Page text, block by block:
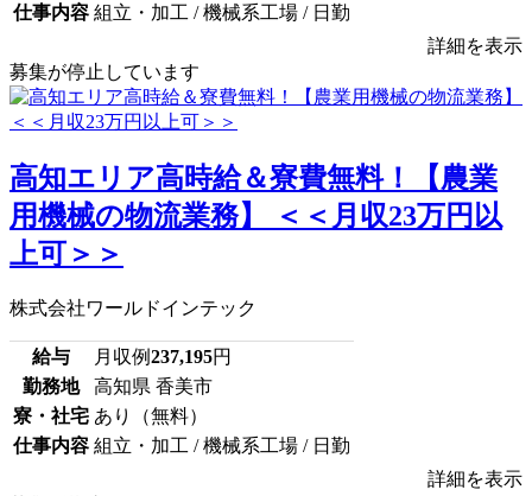
仕事内容 組立・加工 / 機械系工場 / 日勤
詳細を表示
募集が停止しています
高知エリア高時給＆寮費無料！【農業
用機械の物流業務】 ＜＜月収23万円以
上可＞＞
株式会社ワールドインテック
給与 月収例237,195円
勤務地
高知県 香美市
寮・社宅 あり（無料）
仕事内容 組立・加工 / 機械系工場 / 日勤
詳細を表示